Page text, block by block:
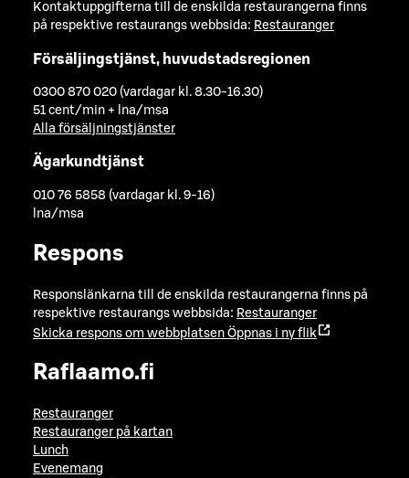
Kontaktuppgifterna till de enskilda restaurangerna finns
på respektive restaurangs webbsida: Restauranger
Försäljingstjänst, huvudstadsregionen
0300 870 020 (vardagar kl. 8.30-16.30)
51 cent/min + lna/msa
Alla försäljningstjänster
Ägarkundtjänst
010 76 5858 (vardagar kl. 9-16)
lna/msa
Respons
Responslänkarna till de enskilda restaurangerna finns på
respektive restaurangs webbsida: Restauranger
Skicka respons om webbplatsen Öppnas i ny flik
Raflaamo.fi
Restauranger
Restauranger på kartan
Lunch
Evenemang